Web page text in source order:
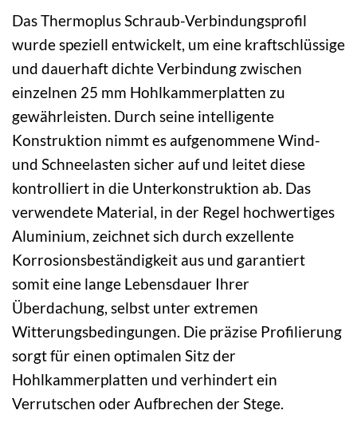
Das Thermoplus Schraub-Verbindungsprofil
wurde speziell entwickelt, um eine kraftschlüssige
und dauerhaft dichte Verbindung zwischen
einzelnen 25 mm Hohlkammerplatten zu
gewährleisten. Durch seine intelligente
Konstruktion nimmt es aufgenommene Wind-
und Schneelasten sicher auf und leitet diese
kontrolliert in die Unterkonstruktion ab. Das
verwendete Material, in der Regel hochwertiges
Aluminium, zeichnet sich durch exzellente
Korrosionsbeständigkeit aus und garantiert
somit eine lange Lebensdauer Ihrer
Überdachung, selbst unter extremen
Witterungsbedingungen. Die präzise Profilierung
sorgt für einen optimalen Sitz der
Hohlkammerplatten und verhindert ein
Verrutschen oder Aufbrechen der Stege.